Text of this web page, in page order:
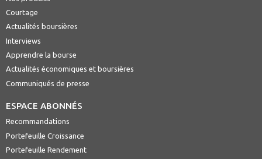
Courtage
Actualités boursières
Interviews
Apprendre la bourse
Actualités économiques et boursières
Communiqués de presse
ESPACE ABONNÉS
Recommandations
Portefeuille Croissance
Portefeuille Rendement